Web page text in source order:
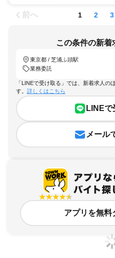
前へ 1 2 3
この条件の新着
東京都 / 芝浦ふ頭駅
業務委託
「LINEで受け取る」では、新着求人の
す。 詳しくはこちら
LINEで
メール
アプリを無料